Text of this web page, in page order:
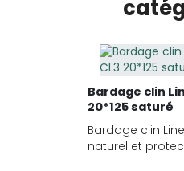
Bardage clin
20*125 saturé
Bardage clin
naturel et